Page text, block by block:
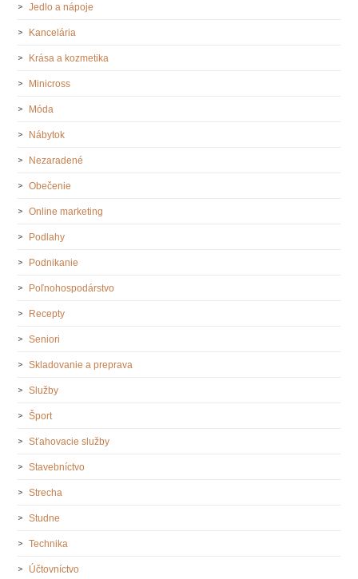
Jedlo a nápoje
Kancelária
Krása a kozmetika
Minicross
Móda
Nábytok
Nezaradené
Obečenie
Online marketing
Podlahy
Podnikanie
Poľnohospodárstvo
Recepty
Seniori
Skladovanie a preprava
Služby
Šport
Sťahovacie služby
Stavebníctvo
Strecha
Studne
Technika
Účtovníctvo